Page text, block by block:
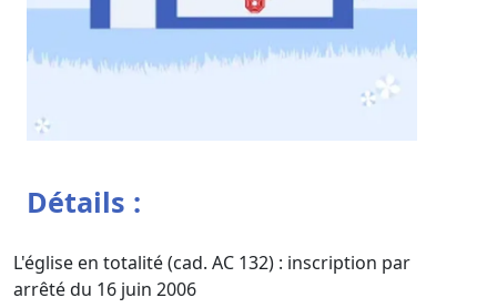
Détails :
L'église en totalité (cad. AC 132) : inscription par
arrêté du 16 juin 2006